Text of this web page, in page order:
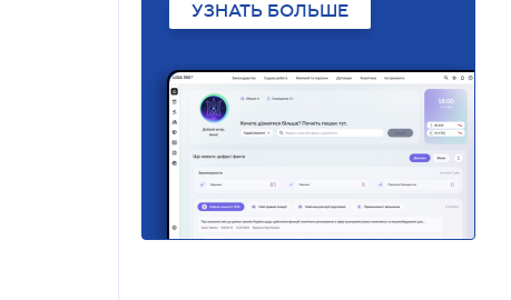
УЗНАТЬ БОЛЬШЕ